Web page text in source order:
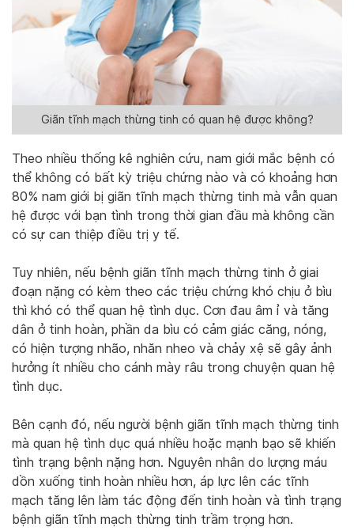
Giãn tĩnh mạch thừng tinh có quan hệ được không?
Theo nhiều thống kê nghiên cứu, nam giới mắc bệnh có
thể không có bất kỳ triệu chứng nào và có khoảng hơn
80% nam giới bị giãn tĩnh mạch thừng tinh mà vẫn quan
hệ được với bạn tình trong thời gian đầu mà không cần
có sự can thiệp điều trị y tế.
Tuy nhiên, nếu bệnh giãn tĩnh mạch thừng tinh ở giai
đoạn nặng có kèm theo các triệu chứng khó chịu ở bìu
thì khó có thể quan hệ tình dục. Cơn đau âm ỉ và tăng
dân ở tinh hoàn, phần da bìu có cảm giác căng, nóng,
có hiện tượng nhão, nhăn nheo và chảy xệ sẽ gây ảnh
hưởng ít nhiều cho cánh mày râu trong chuyện quan hệ
tình dục.
Bên cạnh đó, nếu người bệnh giãn tĩnh mạch thừng tinh
mà quan hệ tình dục quá nhiều hoặc mạnh bạo sẽ khiến
tình trạng bệnh nặng hơn. Nguyên nhân do lượng máu
dồn xuống tinh hoàn nhiều hơn, áp lực lên các tĩnh
mạch tăng lên làm tác động đến tinh hoàn và tình trạng
bệnh giãn tĩnh mạch thừng tinh trầm trọng hơn.